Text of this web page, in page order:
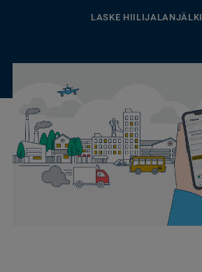
LASKE HIILIJALANJÄLKI